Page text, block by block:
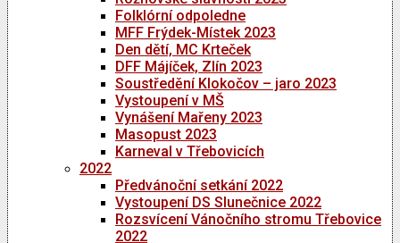
Folklórní odpoledne
MFF Frýdek-Místek 2023
Den dětí, MC Krteček
DFF Májíček, Zlín 2023
Soustředění Klokočov – jaro 2023
Vystoupení v MŠ
Vynášení Mařeny 2023
Masopust 2023
Karneval v Třebovicích
2022
Předvánoční setkání 2022
Vystoupení DS Slunečnice 2022
Rozsvícení Vánočního stromu Třebovice
2022